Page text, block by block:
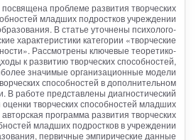
проблеме развития творческих
младших подростков учреждении
В статье уточнены психолого-
характеристики категории «творческие
Рассмотрены ключевые теоретико-
к развитию творческих способностей,
значимые организационные модели
способностей в дополнительном
В работе представлены диагностический
творческих способностей младших
программа развития творческих
младших подростков в учреждении
первичные эмпирические данные